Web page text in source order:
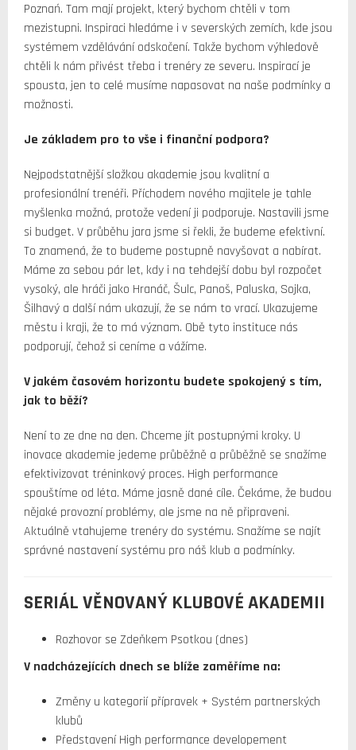
Poznań. Tam mají projekt, který bychom chtěli v tom
mezistupni. Inspiraci hledáme i v severských zemích, kde jsou
systémem vzdělávání odskočení. Takže bychom výhledově
chtěli k nám přivést třeba i trenéry ze severu. Inspirací je
spousta, jen to celé musíme napasovat na naše podmínky a
možnosti.
Je základem pro to vše i finanční podpora?
Nejpodstatnější složkou akademie jsou kvalitní a
profesionální trenéři. Příchodem nového majitele je tahle
myšlenka možná, protože vedení ji podporuje. Nastavili jsme
si budget. V průběhu jara jsme si řekli, že budeme efektivní.
To znamená, že to budeme postupně navyšovat a nabírat.
Máme za sebou pár let, kdy i na tehdejší dobu byl rozpočet
vysoký, ale hráči jako Hranáč, Šulc, Panoš, Paluska, Sojka,
Šilhavý a další nám ukazují, že se nám to vrací. Ukazujeme
městu i kraji, že to má význam. Obě tyto instituce nás
podporují, čehož si ceníme a vážíme.
V jakém časovém horizontu budete spokojený s tím,
jak to běží?
Není to ze dne na den. Chceme jít postupnými kroky. U
inovace akademie jedeme průběžně a průběžně se snažíme
efektivizovat tréninkový proces. High performance
spouštíme od léta. Máme jasně dané cíle. Čekáme, že budou
nějaké provozní problémy, ale jsme na ně připraveni.
Aktuálně vtahujeme trenéry do systému. Snažíme se najít
správné nastavení systému pro náš klub a podmínky.
SERIÁL VĚNOVANÝ KLUBOVÉ AKADEMII
Rozhovor se Zdeňkem Psotkou (dnes)
V nadcházejících dnech se blíže zaměříme na:
Změny u kategorií přípravek + Systém partnerských
klubů
Představení High performance developement